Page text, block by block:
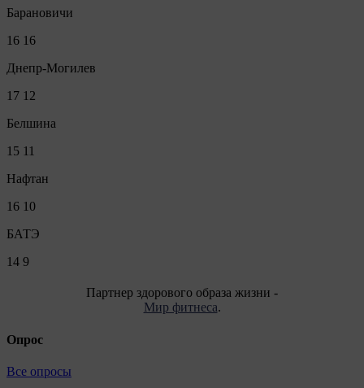
Барановичи
16 16
Днепр-Могилев
17 12
Белшина
15 11
Нафтан
16 10
БАТЭ
14 9
Партнер здорового образа жизни -
Мир фитнеса.
Опрос
Все опросы